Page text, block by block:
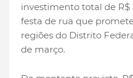
investimento total de R$
festa de rua que
regiões do Distrito
de março.